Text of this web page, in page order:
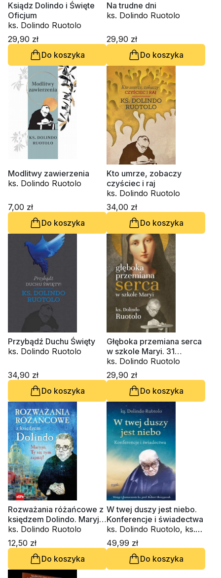
Ksiądz Dolindo i Święte
Oficjum
ks. Dolindo Ruotolo
29,90 zł
Do koszyka
Na trudne dni
ks. Dolindo Ruotolo
29,90 zł
Do koszyka
Modlitwy zawierzenia
ks. Dolindo Ruotolo
7,00 zł
Do koszyka
Kto umrze, zobaczy
czyściec i raj
ks. Dolindo Ruotolo
34,00 zł
Do koszyka
Przybądź Duchu Święty
ks. Dolindo Ruotolo
34,90 zł
Do koszyka
Głęboka przemiana serca
w szkole Maryi. 31
medytacji
ks. Dolindo Ruotolo
29,90 zł
Do koszyka
Rozważania różańcowe z
księdzem Dolindo. Maryjo,
Ty się tym zajmij
ks. Dolindo Ruotolo
12,50 zł
Do koszyka
W twej duszy jest niebo.
Konferencje i świadectwa
ks. Dolindo Ruotolo, ks.
Robert Skrzypczak
49,99 zł
Do koszyka